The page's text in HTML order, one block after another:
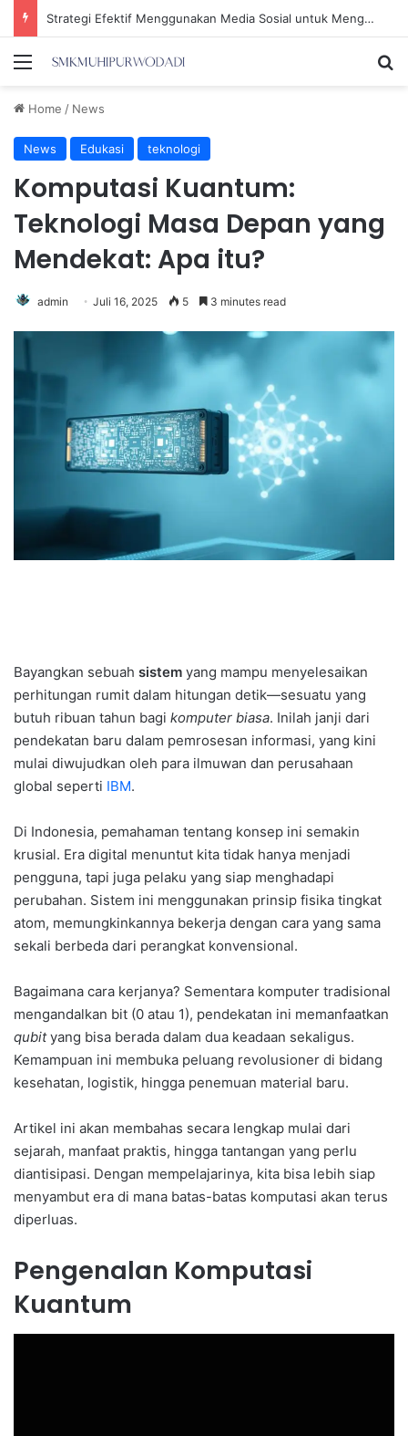
Strategi Efektif Menggunakan Media Sosial untuk Menghemat Waktu Berharga Anda
Menu
Home / News
News Edukasi teknologi
Komputasi Kuantum:
Teknologi Masa Depan yang
Mendekat: Apa itu?
admin Juli 16, 2025 5 3 minutes read
Bayangkan sebuah sistem yang mampu menyelesaikan
perhitungan rumit dalam hitungan detik—sesuatu yang
butuh ribuan tahun bagi komputer biasa. Inilah janji dari
pendekatan baru dalam pemrosesan informasi, yang kini
mulai diwujudkan oleh para ilmuwan dan perusahaan
global seperti IBM.
Di Indonesia, pemahaman tentang konsep ini semakin
krusial. Era digital menuntut kita tidak hanya menjadi
pengguna, tapi juga pelaku yang siap menghadapi
perubahan. Sistem ini menggunakan prinsip fisika tingkat
atom, memungkinkannya bekerja dengan cara yang sama
sekali berbeda dari perangkat konvensional.
Bagaimana cara kerjanya? Sementara komputer tradisional
mengandalkan bit (0 atau 1), pendekatan ini memanfaatkan
qubityang bisa berada dalam dua keadaan sekaligus.
Kemampuan ini membuka peluang revolusioner di bidang
kesehatan, logistik, hingga penemuan material baru.
Artikel ini akan membahas secara lengkap mulai dari
sejarah, manfaat praktis, hingga tantangan yang perlu
diantisipasi. Dengan mempelajarinya, kita bisa lebih siap
menyambut era di mana batas-batas komputasi akan terus
diperluas.
Pengenalan Komputasi
Kuantum